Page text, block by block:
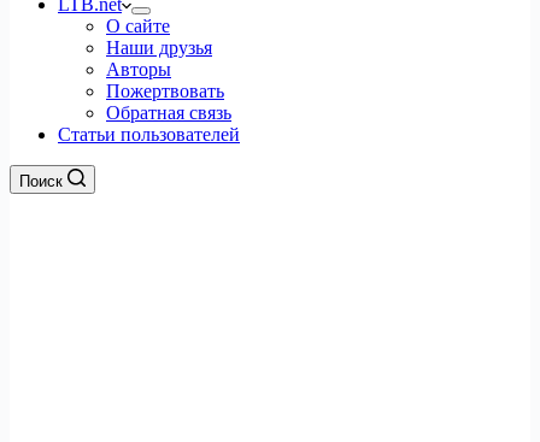
LTB.net
О сайте
Наши друзья
Авторы
Пожертвовать
Обратная связь
Статьи пользователей
Поиск